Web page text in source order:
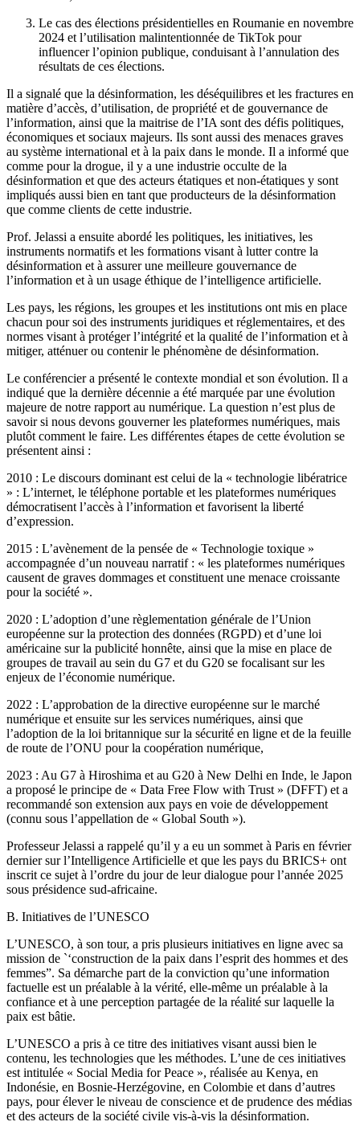
Le cas des élections présidentielles en Roumanie en novembre
2024 et l’utilisation malintentionnée de TikTok pour
influencer l’opinion publique, conduisant à l’annulation des
résultats de ces élections.
Il a signalé que la désinformation, les déséquilibres et les fractures en
matière d’accès, d’utilisation, de propriété et de gouvernance de
l’information, ainsi que la maitrise de l’IA sont des défis politiques,
économiques et sociaux majeurs. Ils sont aussi des menaces graves
au système international et à la paix dans le monde. Il a informé que
comme pour la drogue, il y a une industrie occulte de la
désinformation et que des acteurs étatiques et non-étatiques y sont
impliqués aussi bien en tant que producteurs de la désinformation
que comme clients de cette industrie.
Prof. Jelassi a ensuite abordé les politiques, les initiatives, les
instruments normatifs et les formations visant à lutter contre la
désinformation et à assurer une meilleure gouvernance de
l’information et à un usage éthique de l’intelligence artificielle.
Les pays, les régions, les groupes et les institutions ont mis en place
chacun pour soi des instruments juridiques et réglementaires, et des
normes visant à protéger l’intégrité et la qualité de l’information et à
mitiger, atténuer ou contenir le phénomène de désinformation.
Le conférencier a présenté le contexte mondial et son évolution. Il a
indiqué que la dernière décennie a été marquée par une évolution
majeure de notre rapport au numérique. La question n’est plus de
savoir si nous devons gouverner les plateformes numériques, mais
plutôt comment le faire. Les différentes étapes de cette évolution se
présentent ainsi :
2010 : Le discours dominant est celui de la « technologie libératrice
» : L’internet, le téléphone portable et les plateformes numériques
démocratisent l’accès à l’information et favorisent la liberté
d’expression.
2015 : L’avènement de la pensée de « Technologie toxique »
accompagnée d’un nouveau narratif : « les plateformes numériques
causent de graves dommages et constituent une menace croissante
pour la société ».
2020 : L’adoption d’une règlementation générale de l’Union
européenne sur la protection des données (RGPD) et d’une loi
américaine sur la publicité honnête, ainsi que la mise en place de
groupes de travail au sein du G7 et du G20 se focalisant sur les
enjeux de l’économie numérique.
2022 : L’approbation de la directive européenne sur le marché
numérique et ensuite sur les services numériques, ainsi que
l’adoption de la loi britannique sur la sécurité en ligne et de la feuille
de route de l’ONU pour la coopération numérique,
2023 : Au G7 à Hiroshima et au G20 à New Delhi en Inde, le Japon
a proposé le principe de « Data Free Flow with Trust » (DFFT) et a
recommandé son extension aux pays en voie de développement
(connu sous l’appellation de « Global South »).
Professeur Jelassi a rappelé qu’il y a eu un sommet à Paris en février
dernier sur l’Intelligence Artificielle et que les pays du BRICS+ ont
inscrit ce sujet à l’ordre du jour de leur dialogue pour l’année 2025
sous présidence sud-africaine.
B. Initiatives de l’UNESCO
L’UNESCO, à son tour, a pris plusieurs initiatives en ligne avec sa
mission de `‘construction de la paix dans l’esprit des hommes et des
femmes”. Sa démarche part de la conviction qu’une information
factuelle est un préalable à la vérité, elle-même un préalable à la
confiance et à une perception partagée de la réalité sur laquelle la
paix est bâtie.
L’UNESCO a pris à ce titre des initiatives visant aussi bien le
contenu, les technologies que les méthodes. L’une de ces initiatives
est intitulée « Social Media for Peace », réalisée au Kenya, en
Indonésie, en Bosnie-Herzégovine, en Colombie et dans d’autres
pays, pour élever le niveau de conscience et de prudence des médias
et des acteurs de la société civile vis-à-vis la désinformation.